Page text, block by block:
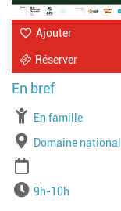
Ajouter
Réserver
À partir de
En famille
Lieu
Domaine
Horaires
9h-10h